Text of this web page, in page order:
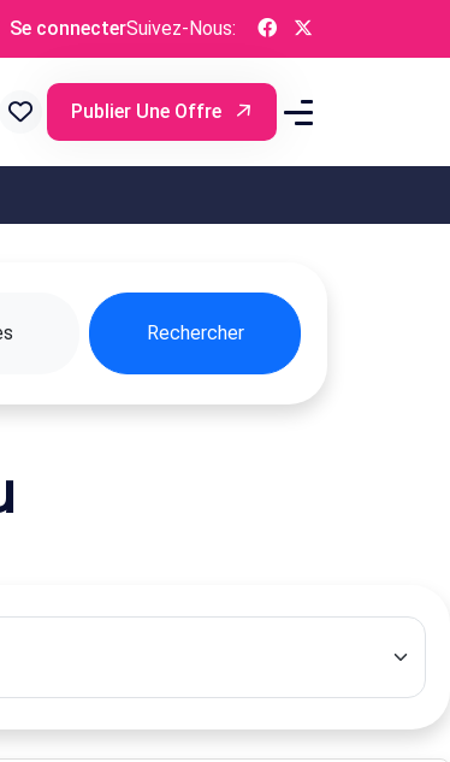
Se connecterSuivez-Nous:
Publier Une Offre
Rechercher